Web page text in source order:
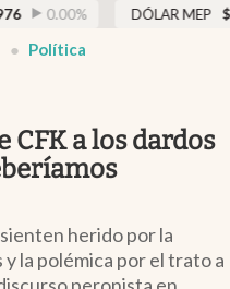
Uruguay
DÓLAR MEP $1521,52
Política
CFK a los dardos
herido por la
la polémica por el trato a